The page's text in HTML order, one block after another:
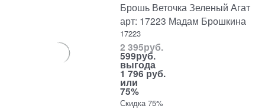
Брошь Веточка Зеленый Агат
арт: 17223 Мадам Брошкина
17223
2 395руб.
599руб.
выгода
1 796 руб.
или
75%
Скидка 75%